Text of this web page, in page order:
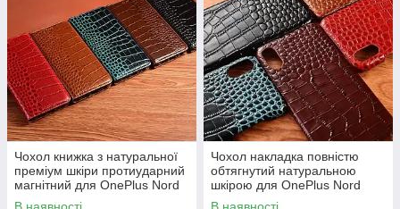
Чохол книжка з натуральної
преміум шкіри протиударний
магнітний для OnePlus Nord
N300 "CROCODILE"
Чохол накладка повністю
обтягнутий натуральною
шкірою для OnePlus Nord
N300 "SIGNATURE"